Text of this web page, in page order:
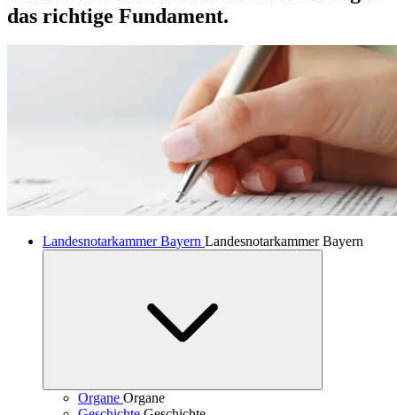
das richtige Fundament.
Landesnotarkammer Bayern Landesnotarkammer Bayern
Organe Organe